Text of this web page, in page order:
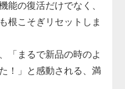
能の復活だけでなく、
根こそぎリセットしま
「まるで新品の時のよ
！」と感動される、満